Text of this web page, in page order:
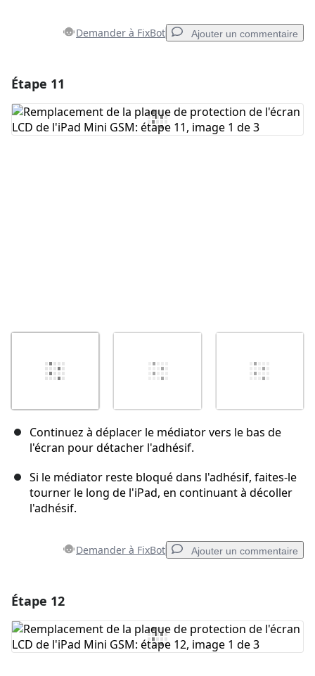
Demander à FixBot Ajouter un commentaire
Ajouter un commentaire
Étape 11
Continuez à déplacer le médiator vers le bas de
l'écran pour détacher l'adhésif.
Si le médiator reste bloqué dans l'adhésif, faites-le
tourner le long de l'iPad, en continuant à décoller
l'adhésif.
Demander à FixBot Ajouter un commentaire
Ajouter un commentaire
Étape 12